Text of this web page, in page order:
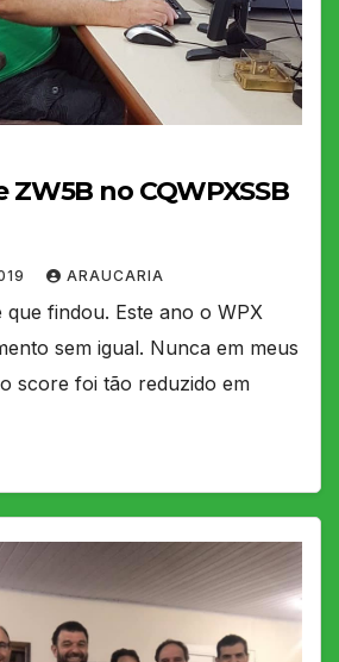
ZW5B no CQWPXSSB
ARAUCARIA
que findou. Este ano o WPX
sem igual. Nunca em meus
score foi tão reduzido em